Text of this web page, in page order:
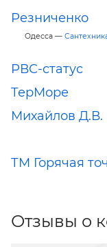
Резниченко
Одесса —
РВС-статус
ТерМоре
Михайлов Д.В.
ТМ Горячая
Отзывы о